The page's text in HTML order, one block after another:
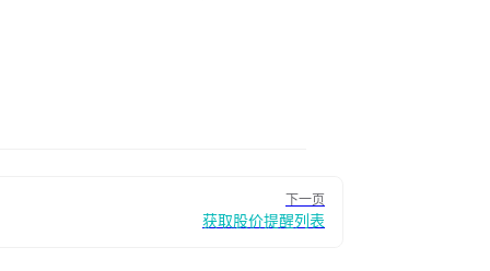
下一页
获取股价提醒列表